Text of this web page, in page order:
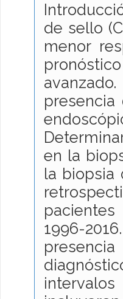
de sello
menor
en la
la biopsia
1996-